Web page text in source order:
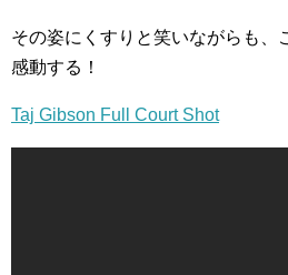
その姿にくすりと笑いながらも、
感動する！
Taj Gibson Full Court Shot